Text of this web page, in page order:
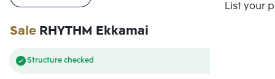
List your
SaleRHYTHM Ekkamai
Structure checked